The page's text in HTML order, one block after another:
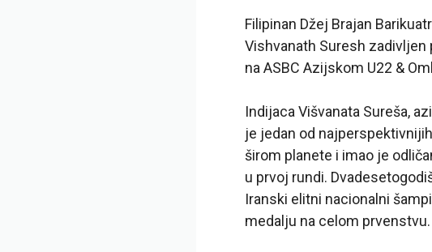
Filipinan Džej Brajan
Vishvanath Suresh
na ASBC Azijskom U22 &
Indijaca Višvanata Sureša,
je jedan od
širom planete i imao je
u prvoj rundi.
Iranski elitni nacionalni
medalju na celom prvenstvu.